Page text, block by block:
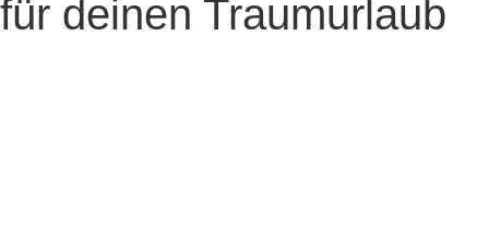
für deinen Traumurlaub